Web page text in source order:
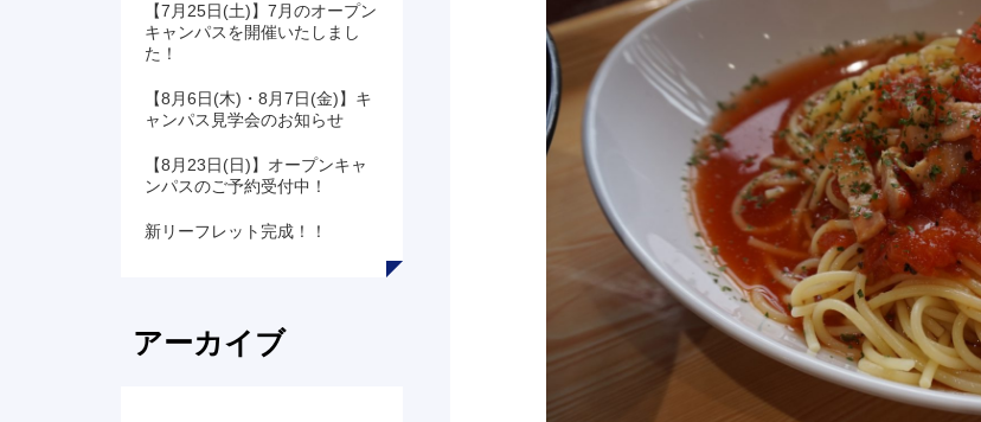
【7月25日(土)】7月のオープン
キャンパスを開催いたしまし
た！
【8月6日(木)・8月7日(金)】キ
ャンパス見学会のお知らせ
【8月23日(日)】オープンキャ
ンパスのご予約受付中！
新リーフレット完成！！
アーカイブ